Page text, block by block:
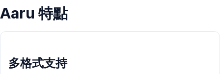
Aaru 特點
多格式支持